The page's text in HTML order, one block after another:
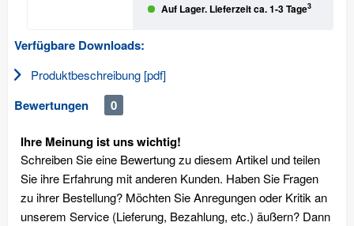
Auf Lager. Lieferzeit ca. 1-3 Tage3
Verfügbare Downloads:
Produktbeschreibung [pdf]
Bewertungen 0
Ihre Meinung ist uns wichtig!
Schreiben Sie eine Bewertung zu diesem Artikel und teilen
Sie ihre Erfahrung mit anderen Kunden. Haben Sie Fragen
zu ihrer Bestellung? Möchten Sie Anregungen oder Kritik an
unserem Service (Lieferung, Bezahlung, etc.) äußern? Dann